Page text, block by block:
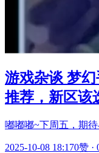
游戏杂谈 梦
推荐，新区该
嘟嘟嘟~下周五，期待
2025-10-08 18:170赞 ·